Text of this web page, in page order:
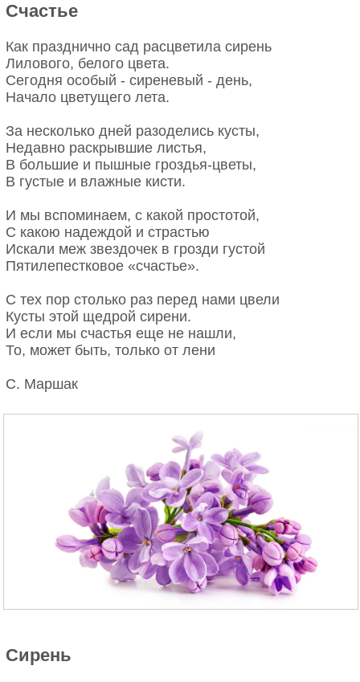
Счастье
Как празднично сад расцветила сирень
Лилового, белого цвета.
Сегодня особый - сиреневый - день,
Начало цветущего лета.
За несколько дней разоделись кусты,
Недавно раскрывшие листья,
В большие и пышные гроздья-цветы,
В густые и влажные кисти.
И мы вспоминаем, с какой простотой,
С какою надеждой и страстью
Искали меж звездочек в грозди густой
Пятилепестковое «счастье».
С тех пор столько раз перед нами цвели
Кусты этой щедрой сирени.
И если мы счастья еще не нашли,
То, может быть, только от лени
С. Маршак
Сирень